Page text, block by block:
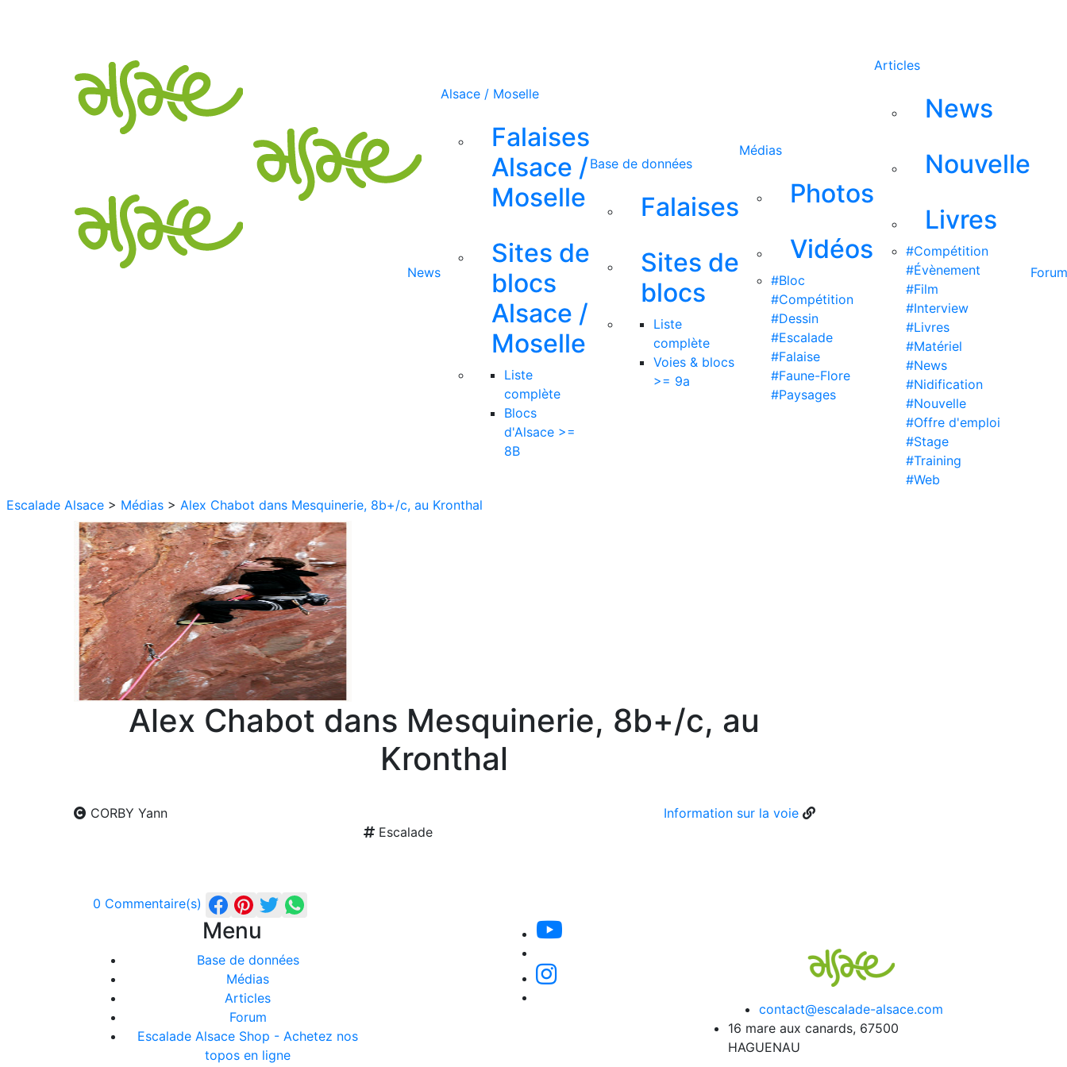
News
Alsace / Moselle
Falaises
Alsace /
Moselle
Sites de
blocs
Alsace /
Moselle
Liste
complète
Blocs
d'Alsace >=
8B
Base de données
Falaises
Sites de
blocs
Liste
complète
Voies & blocs
>= 9a
Médias
Photos
Vidéos
#Bloc
#Compétition
#Dessin
#Escalade
#Falaise
#Faune-Flore
#Paysages
Articles
News
Nouvelle
Livres
#Compétition
#Évènement
#Film
#Interview
#Livres
#Matériel
#News
#Nidification
#Nouvelle
#Offre d'emploi
#Stage
#Training
#Web
Forum
Escalade Alsace > Médias > Alex Chabot dans Mesquinerie, 8b+/c, au Kronthal
Alex Chabot dans Mesquinerie, 8b+/c, au
Kronthal
CORBY Yann
Information sur la voie
Escalade
0 Commentaire(s)
Menu
Base de données
Médias
Articles
Forum
Escalade Alsace Shop - Achetez nos
topos en ligne
contact@escalade-alsace.com
16 mare aux canards, 67500
HAGUENAU